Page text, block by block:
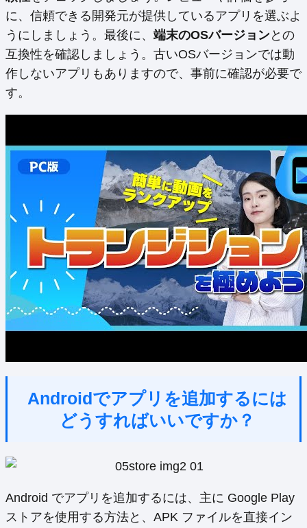
に、信頼できる開発元が提供しているアプリを選ぶよ
うにしましょう。最後に、 端末のOSバージョンとの
互換性を確認しましょう。古いOSバージョンでは動
作しないアプリもありますので、事前に確認が必要で
す。
Androidでアプリを追加するには
どうすればいいですか？
Android でアプリを追加するには、主に Google Play
ストアを使用する方法と、APK ファイルを直接イン